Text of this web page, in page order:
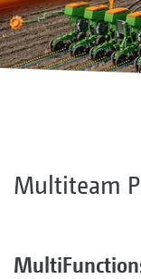
Multiteam